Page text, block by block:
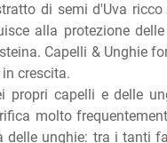
di semi d'Uva
alla protezione
Capelli & Unghie
crescita.
capelli e delle
molto
unghie: tra i tanti